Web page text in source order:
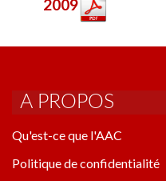
2009
A PROPOS
Qu'est-ce que l'AAC
Politique de confidentialité